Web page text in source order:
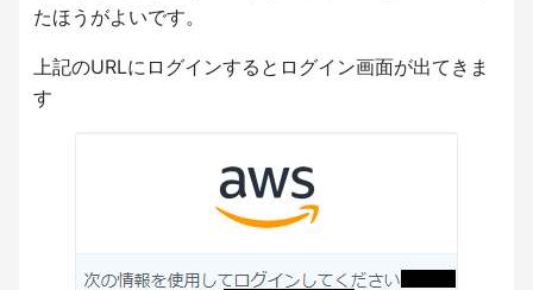
たほうがよいです。
上記のURLにログインするとログイン画面が出てきま
す